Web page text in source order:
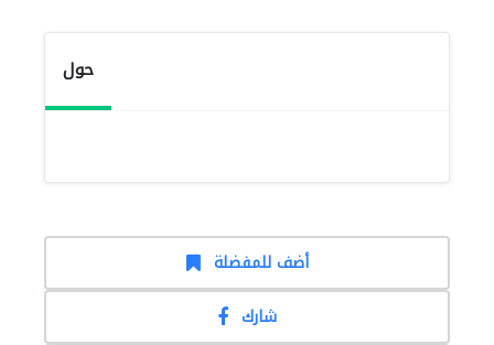
حول
أضف للمفضلة
شارك